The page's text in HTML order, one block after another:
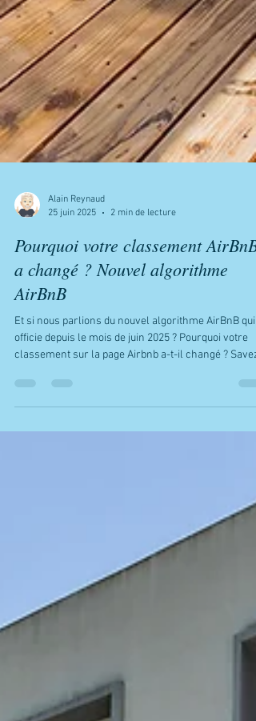
Alain Reynaud
25 juin 2025
2 min de lecture
Pourquoi votre classement AirBnB
a changé ? Nouvel algorithme
AirBnB
Et si nous parlions du nouvel algorithme AirBnB qui